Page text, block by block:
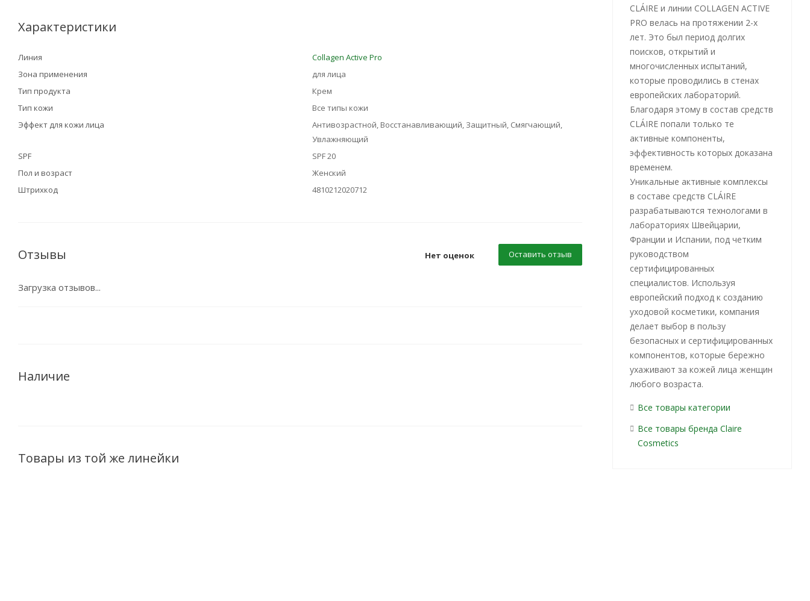
Характеристики
Линия
Collagen Active Pro
Зона применения
для лица
Тип продукта
Крем
Тип кожи
Все типы кожи
Эффект для кожи лица
Антивозрастной, Восстанавливающий, Защитный, Смягчающий,
Увлажняющий
SPF
SPF 20
Пол и возраст
Женский
Штрихкод
4810212020712
Отзывы Нет оценок Оставить отзыв
Загрузка отзывов...
Наличие
Товары из той же линейки
CLÁIRE и линии COLLAGEN ACTIVE
PRO велась на протяжении 2-х
лет. Это был период долгих
поисков, открытий и
многочисленных испытаний,
которые проводились в стенах
европейских лабораторий.
Благодаря этому в состав средств
CLÁIRE попали только те
активные компоненты,
эффективность которых доказана
временем.
Уникальные активные комплексы
в составе средств CLÁIRE
разрабатываются технологами в
лабораториях Швейцарии,
Франции и Испании, под четким
руководством
сертифицированных
специалистов. Используя
европейский подход к созданию
уходовой косметики, компания
делает выбор в пользу
безопасных и сертифицированных
компонентов, которые бережно
ухаживают за кожей лица женщин
любого возраста.
Все товары категории
Все товары бренда Claire
Cosmetics